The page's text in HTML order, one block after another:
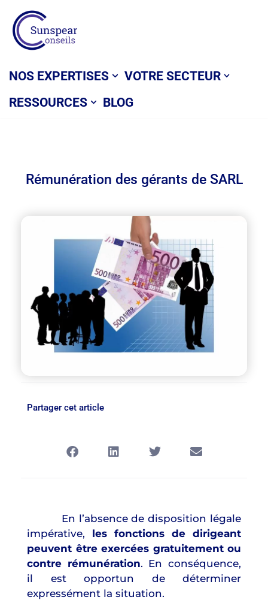
Aller
au
NOS EXPERTISES
VOTRE SECTEUR
RESSOURCES
BLOG
Rémunération des gérants de SARL
Partager cet article
En l’absence de disposition légale
impérative, les fonctions de dirigeant
peuvent être exercées gratuitement ou
contre rémunération. En conséquence,
il est opportun de déterminer
expressément la situation.